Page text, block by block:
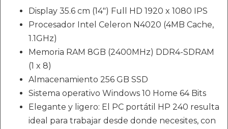
Display 35.6 cm (14") Full HD 1920 x 1080 IPS
Procesador Intel Celeron N4020 (4MB Cache,
1.1GHz)
Memoria RAM 8GB (2400MHz) DDR4-SDRAM
(1 x 8)
Almacenamiento 256 GB SSD
Sistema operativo Windows 10 Home 64 Bits
Elegante y ligero: El PC portátil HP 240 resulta
ideal para trabajar desde donde necesites, con